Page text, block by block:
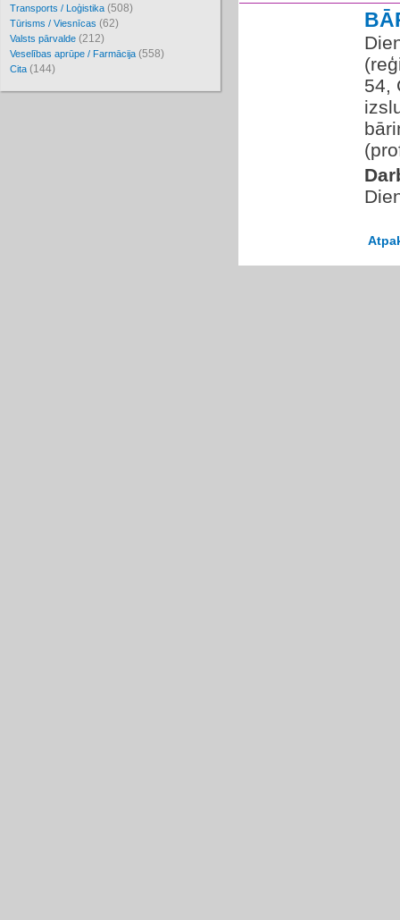
Transports / Loģistika (508)
Tūrisms / Viesnīcas (62)
Valsts pārvalde (212)
Veselības aprūpe / Farmācija (558)
Cita (144)
54,